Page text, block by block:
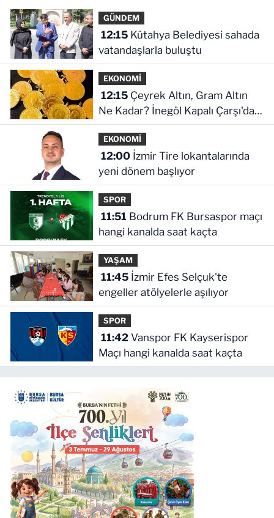
GÜNDEM
12:15Kütahya Belediyesi sahada
vatandaşlarla buluştu
EKONOMİ
12:15Çeyrek Altın, Gram Altın
Ne Kadar? İnegöl Kapalı Çarşı'da
Altın Ne Kadar?
EKONOMİ
12:00İzmir Tire lokantalarında
yeni dönem başlıyor
SPOR
11:51
hangi kanalda saat kaçta
YAŞAM
11:45İzmir Efes Selçuk'te
engeller atölyelerle aşılıyor
SPOR
11:42Vanspor FK Kayserispor
Maçı hangi kanalda saat kaçta